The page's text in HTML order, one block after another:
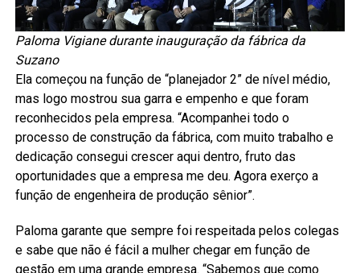
Paloma Vigiane durante inauguração da fábrica da
Suzano
Ela começou na função de “planejador 2” de nível médio,
mas logo mostrou sua garra e empenho e que foram
reconhecidos pela empresa. “Acompanhei todo o
processo de construção da fábrica, com muito trabalho e
dedicação consegui crescer aqui dentro, fruto das
oportunidades que a empresa me deu. Agora exerço a
função de engenheira de produção sênior”.
Paloma garante que sempre foi respeitada pelos colegas
e sabe que não é fácil a mulher chegar em função de
gestão em uma grande empresa. “Sabemos que como